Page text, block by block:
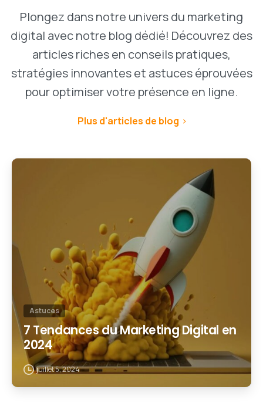
Plongez dans notre univers du marketing
digital avec notre blog dédié! Découvrez des
articles riches en conseils pratiques,
stratégies innovantes et astuces éprouvées
pour optimiser votre présence en ligne.
Plus d'articles de blog
Astuces
7 Tendances du Marketing Digital en
2024
juillet 5, 2024